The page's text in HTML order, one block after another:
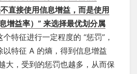
直接使用信息增益，而是使用
增益率）” 来选择最优划分属
特征进行一定程度的 “惩罚”，
以特征 A 的熵，得到信息增益
大，受到的惩罚也越多，从而保